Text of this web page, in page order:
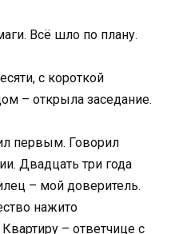
Всё шло по плану.
с короткой
– открыла заседание.
первым. Говорил
Двадцать три года
– мой доверитель.
нажито
– ответчице с